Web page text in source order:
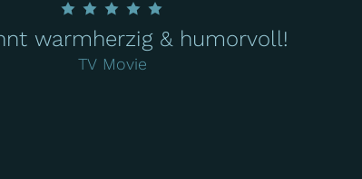
warmherzig & humorvoll!
TV Movie